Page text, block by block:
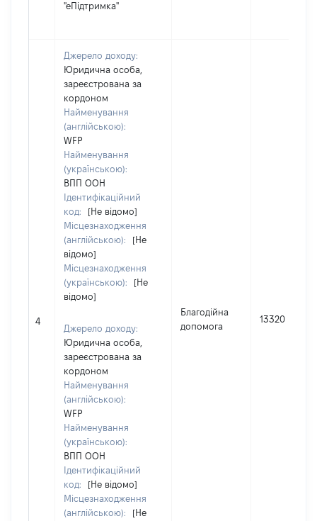
"еПідтримка"
4
Джерело доходу:
Юридична особа,
зареєстрована за
кордоном
Найменування
(англійською):
WFP
Найменування
(українською):
ВПП ООН
Ідентифікаційний
код:
[Не відомо]
Місцезнаходження
(англійською):
[Не
відомо]
Місцезнаходження
(українською):
[Не
відомо]
Джерело доходу:
Юридична особа,
зареєстрована за
кордоном
Найменування
(англійською):
WFP
Найменування
(українською):
ВПП ООН
Ідентифікаційний
код:
[Не відомо]
Місцезнаходження
(англійською):
[Не
Благодійна
допомога
13320